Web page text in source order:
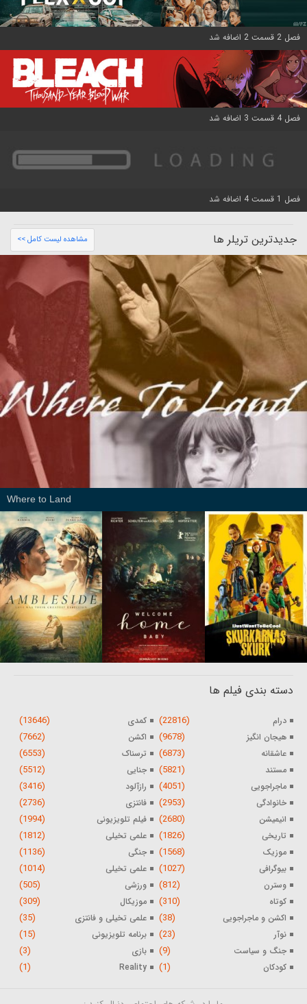
فصل 2 قسمت 2 اضافه شد
فصل 4 قسمت 3 اضافه شد
فصل 1 قسمت 4 اضافه شد
جدیدترین تریلر ها مشاهده لیست کامل >>
Where to Land
دسته بندی فیلم ها
درام (22816) کمدی (13646)
هیجان انگیز (9678) اکشن (7662)
عاشقانه (6873) ترسناک (6553)
مستند (5821) جنایی (5512)
ماجراجویی (4051) رازآلود (3416)
خانوادگی (2953) فانتزی (2736)
انیمیشن (2680) فیلم تلویزیونی (1994)
تاریخی (1826) علمی تخیلی (1812)
موزیک (1568) جنگی (1136)
بیوگرافی (1027) علمی تخیلی (1014)
وسترن (812) ورزشی (505)
کوتاه (310) موزیکال (309)
اکشن و ماجراجویی (38) علمی تخیلی و فانتزی (35)
نوآر (23) برنامه تلویزیونی (15)
جنگ و سیاست (9) بازی (3)
کودکان (1)
Reality
(1)